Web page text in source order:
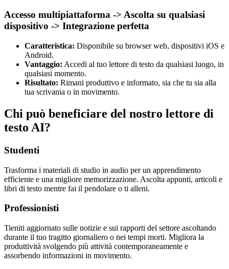
Accesso multipiattaforma -> Ascolta su qualsiasi
dispositivo -> Integrazione perfetta
Caratteristica: Disponibile su browser web, dispositivi iOS e
Android.
Vantaggio: Accedi al tuo lettore di testo da qualsiasi luogo, in
qualsiasi momento.
Risultato: Rimani produttivo e informato, sia che tu sia alla
tua scrivania o in movimento.
Chi può beneficiare del nostro lettore di
testo AI?
Studenti
Trasforma i materiali di studio in audio per un apprendimento
efficiente e una migliore memorizzazione. Ascolta appunti, articoli e
libri di testo mentre fai il pendolare o ti alleni.
Professionisti
Tieniti aggiornato sulle notizie e sui rapporti del settore ascoltando
durante il tuo tragitto giornaliero o nei tempi morti. Migliora la
produttività svolgendo più attività contemporaneamente e
assorbendo informazioni in movimento.